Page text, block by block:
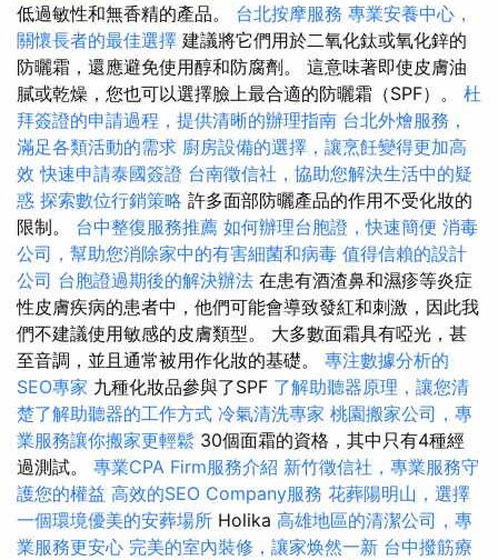
低過敏性和無香精的產品。 台北按摩服務 專業安養中心，
關懷長者的最佳選擇 建議將它們用於二氧化鈦或氧化鋅的
防曬霜，還應避免使用醇和防腐劑。 這意味著即使皮膚油
膩或乾燥，您也可以選擇臉上最合適的防曬霜（SPF）。 杜
拜簽證的申請過程，提供清晰的辦理指南 台北外燴服務，
滿足各類活動的需求 廚房設備的選擇，讓烹飪變得更加高
效 快速申請泰國簽證 台南徵信社，協助您解決生活中的疑
惑 探索數位行銷策略 許多面部防曬產品的作用不受化妝的
限制。 台中整復服務推薦 如何辦理台胞證，快速簡便 消毒
公司，幫助您消除家中的有害細菌和病毒 值得信賴的設計
公司 台胞證過期後的解決辦法 在患有酒渣鼻和濕疹等炎症
性皮膚疾病的患者中，他們可能會導致發紅和刺激，因此我
們不建議使用敏感的皮膚類型。 大多數面霜具有啞光，甚
至音調，並且通常被用作化妝的基礎。 專注數據分析的
SEO專家 九種化妝品參與了SPF 了解助聽器原理，讓您清
楚了解助聽器的工作方式 冷氣清洗專家 桃園搬家公司，專
業服務讓你搬家更輕鬆 30個面霜的資格，其中只有4種經
過測試。 專業CPA Firm服務介紹 新竹徵信社，專業服務守
護您的權益 高效的SEO Company服務 花葬陽明山，選擇
一個環境優美的安葬場所 Holika 高雄地區的清潔公司，專
業服務更安心 完美的室內裝修，讓家焕然一新 台中撥筋療